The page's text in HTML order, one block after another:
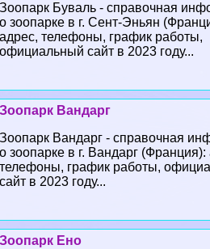
Зоопарк Буваль - справочная
о зоопарке в г. Сент-Эньян
адрес, телефоны, график работы,
официальный сайт в 2023 году...
Зоопарк Вандарг
Зоопарк Вандарг - справочная
о зоопарке в г. Вандарг (Франция):
телефоны, график работы,
сайт в 2023 году...
Зоопарк Ено